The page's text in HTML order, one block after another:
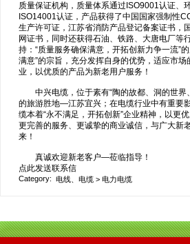
质量保证机构，质量体系通过ISO9001认证、
ISO14001认证，产品获得了中国国家强制性
生产许可证，江苏省消防产品登记备案证书，
网证书，同时还获得石油、铁路、大唐电厂等
持：“质量服务确保满意，开拓创新力争一流”
满意”的宗旨，充分发挥自身的优势，适应市
业，以优质的产品为新老用户服务！
中兴电缆，位于素有“陶的故都、洞的世界
的旅游胜地—江苏宜兴；在电缆行业中有重要
缆本着“永不满足，开拓创新”企业精神，以更
更完善的服务、更诚挚的商业诚信，与广大新
来！
真诚欢迎新老客户—莅临指导！
点此发送联系信
Category: 电线、电缆 > 电力电缆